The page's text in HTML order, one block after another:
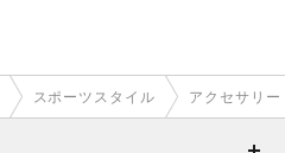
スポーツスタイル アクセサリー